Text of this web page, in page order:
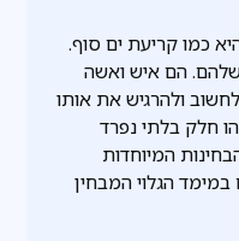
כמו קריעת ים סוף.
שלהם. הם איש ואשה
ולהרגיש את אותו
חלק בלתי נפרד
המיוחדות
הגלוי המבחין